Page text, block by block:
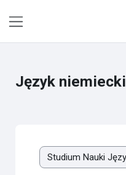
Język niemiecki
Kategorie kursów